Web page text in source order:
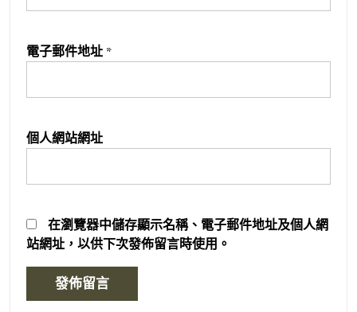
電子郵件地址 *
個人網站網址
在瀏覽器中儲存顯示名稱、電子郵件地址及個人網
站網址，以供下次發佈留言時使用。